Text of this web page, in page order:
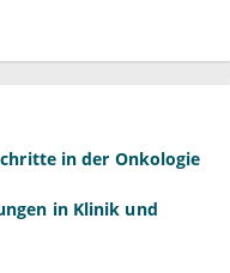
in der Onkologie
in Klinik und